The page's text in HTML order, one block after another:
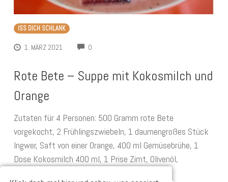
ISS DICH SCHLANK
1. MÄRZ 2021 0
Rote Bete – Suppe mit Kokosmilch und
Orange
Zutaten für 4 Personen: 500 Gramm rote Bete
vorgekocht, 2 Frühlingszwiebeln, 1 daumengroßes Stück
Ingwer, Saft von einer Orange, 400 ml Gemüsebrühe, 1
Dose Kokosmilch 400 ml, 1 Prise Zimt, Olivenöl,